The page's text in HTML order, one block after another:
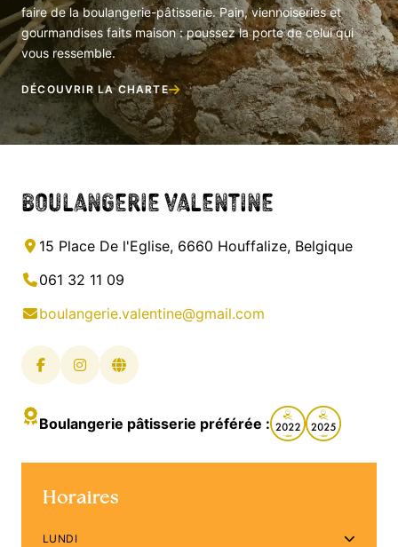
faire de la boulangerie-pâtisserie. Pain, viennoiseries et
gourmandises faits maison : poussez la porte de celui qui
vous ressemble.
DÉCOUVRIR LA CHARTE
Boulangerie Valentine
15 Place De l'Eglise, 6660 Houffalize, Belgique
061 32 11 09
boulangerie.valentine@gmail.com
Boulangerie pâtisserie préférée :
Horaires
LUNDI